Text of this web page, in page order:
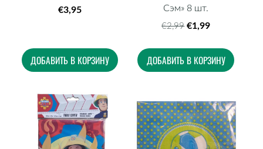
€3,95
ДОБАВИТЬ В КОРЗИНУ
Сэм» 8 шт.
€2,99 €1,99
ДОБАВИТЬ В КОРЗИНУ